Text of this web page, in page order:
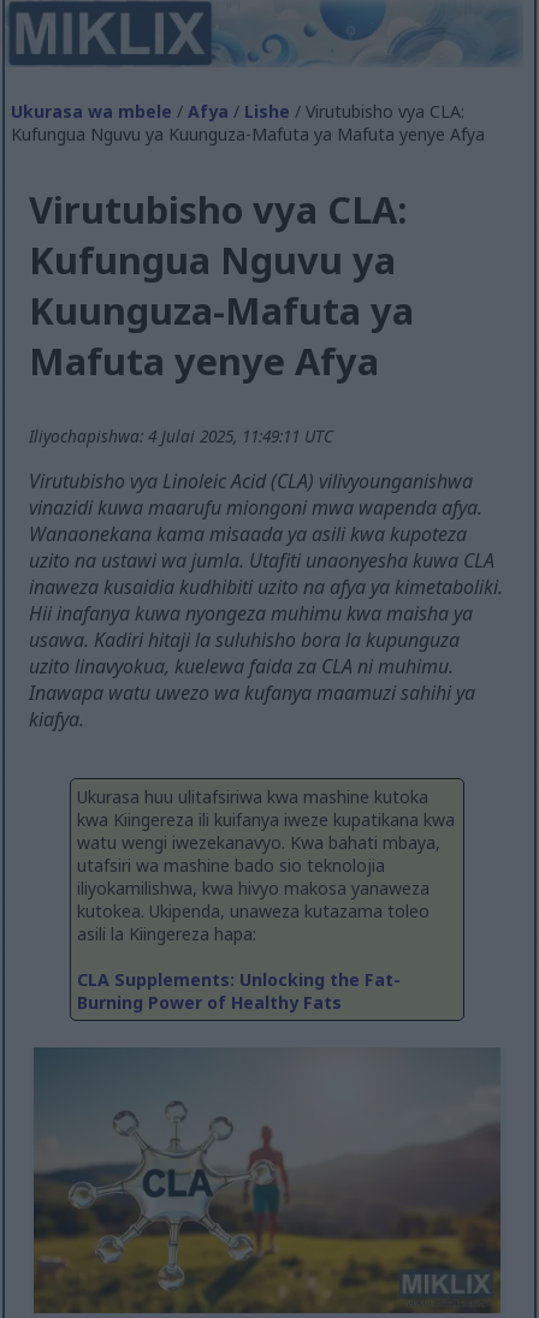
Ukurasa wa mbele /Afya / Lishe / Virutubisho vya CLA:
Kufungua Nguvu ya Kuunguza-Mafuta ya Mafuta yenye Afya
Virutubisho vya CLA:
Kufungua Nguvu ya
Kuunguza-Mafuta ya
Mafuta yenye Afya
Iliyochapishwa: 4 Julai 2025, 11:49:11 UTC
Virutubisho vya Linoleic Acid (CLA) vilivyounganishwa
vinazidi kuwa maarufu miongoni mwa wapenda afya.
Wanaonekana kama misaada ya asili kwa kupoteza
uzito na ustawi wa jumla. Utafiti unaonyesha kuwa CLA
inaweza kusaidia kudhibiti uzito na afya ya kimetaboliki.
Hii inafanya kuwa nyongeza muhimu kwa maisha ya
usawa. Kadiri hitaji la suluhisho bora la kupunguza
uzito linavyokua, kuelewa faida za CLA ni muhimu.
Inawapa watu uwezo wa kufanya maamuzi sahihi ya
kiafya.
Ukurasa huu ulitafsiriwa kwa mashine kutoka
kwa Kiingereza ili kuifanya iweze kupatikana kwa
watu wengi iwezekanavyo. Kwa bahati mbaya,
utafsiri wa mashine bado sio teknolojia
iliyokamilishwa, kwa hivyo makosa yanaweza
kutokea. Ukipenda, unaweza kutazama toleo
asili la Kiingereza hapa:
CLA Supplements: Unlocking the Fat-
Burning Power of Healthy Fats